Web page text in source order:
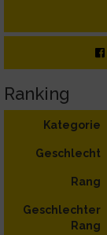
Ranking
Kategorie
Geschlecht
Rang
Geschlechter
Rang